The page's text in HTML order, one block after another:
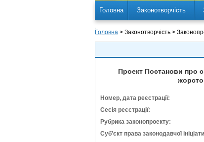
Головна Законотворчість
Головна > Законотворчість >
Проект Постанови про
Номер, дата реєстрації:
Сесія реєстрації:
Рубрика законопроекту:
Суб'єкт права законодавчої